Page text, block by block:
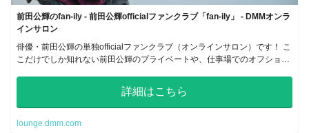
前田公輝のfan-ily - 前田公輝officialファンクラブ「fan-ily」 - DMMオンラ
インサロン
俳優・前田公輝の単独officialファンクラブ（オンラインサロン）です！ こ
こだけでしか知れない前田公輝のプライベートや、仕事場でのオフショッ
詳細はこちら
lounge.dmm.com